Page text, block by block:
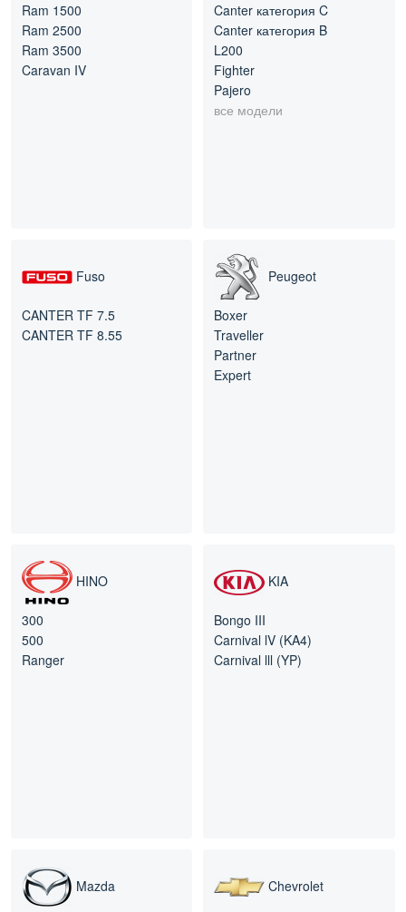
Ram 1500
Ram 2500
Ram 3500
Caravan IV
Canter категория C
Canter категория B
L200
Fighter
Pajero
все модели
Fuso
CANTER TF 7.5
CANTER TF 8.55
Peugeot
Boxer
Traveller
Partner
Expert
HINO
300
500
Ranger
KIA
Bongo III
Carnival lV (KA4)
Carnival lll (YP)
Mazda Chevrolet